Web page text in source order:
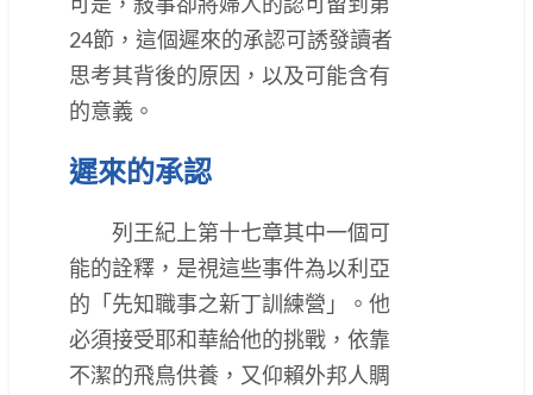
24節，這個遲來的承認可誘發讀者
思考其背後的原因，以及可能含有
的意義。
遲來的承認
列王紀上第十七章其中一個可
能的詮釋，是視這些事件為以利亞
的「先知職事之新丁訓練營」。他
必須接受耶和華給他的挑戰，依靠
不潔的飛鳥供養，又仰賴外邦人賙